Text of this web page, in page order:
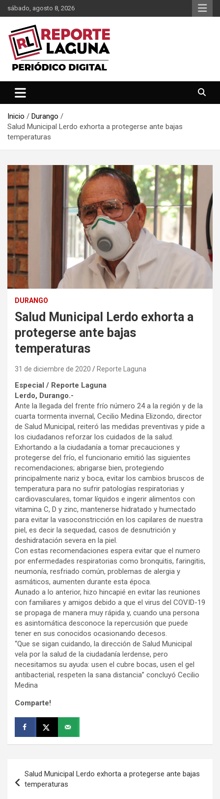
Saltar
al
contenido
sábado, agosto 8, 2026
Reporte Laguna
Inicio
Durango
Salud Municipal Lerdo exhorta a protegerse ante bajas
temperaturas
DURANGO
Salud Municipal Lerdo exhorta a
protegerse ante bajas
temperaturas
31 de diciembre de 2020 Reporte Laguna
Especial / Reporte Laguna
Lerdo, Durango.-
Ante la llegada del frente frío número 24 a la región y de la
cuarta tormenta invernal, Cecilio Medina Elizondo, director
de Salud Municipal, reiteró las medidas preventivas y pide a
los ciudadanos reforzar los cuidados de la salud.
Exhortando a la ciudadanía a tomar precauciones y
protegerse del frío, el funcionario emitió las siguientes
recomendaciones; abrigarse bien, protegiendo
principalmente nariz y boca, evitar los cambios bruscos de
temperatura para no sufrir patologías respiratorias y
cardiovasculares, tomar líquidos e ingerir alimentos con
vitamina C, D y zinc, mantenerse hidratado y humectado
para evitar la vasoconstricción en los capilares de nuestra
piel, es decir la sequedad, casos de desnutrición y
deshidratación severa en la piel.
Con estas recomendaciones espera evitar que el numero
por enfermedades respiratorias como bronquitis, faringitis,
neumonía, resfriado común, problemas de alergia y
asmáticos, aumenten durante esta época.
Aunado a lo anterior, hizo hincapié en evitar las reuniones
con familiares y amigos debido a que el virus del COVID-19
se propaga de manera muy rápida y, cuando una persona
es asintomática desconoce la repercusión que puede
tener en sus conocidos ocasionando decesos.
“Que se sigan cuidando, la dirección de Salud Municipal
vela por la salud de la ciudadanía lerdense, pero
necesitamos su ayuda: usen el cubre bocas, usen el gel
antibacterial, respeten la sana distancia” concluyó Cecilio
Medina
Comparte!
de
Salud Municipal Lerdo exhorta a protegerse ante bajas
temperaturas